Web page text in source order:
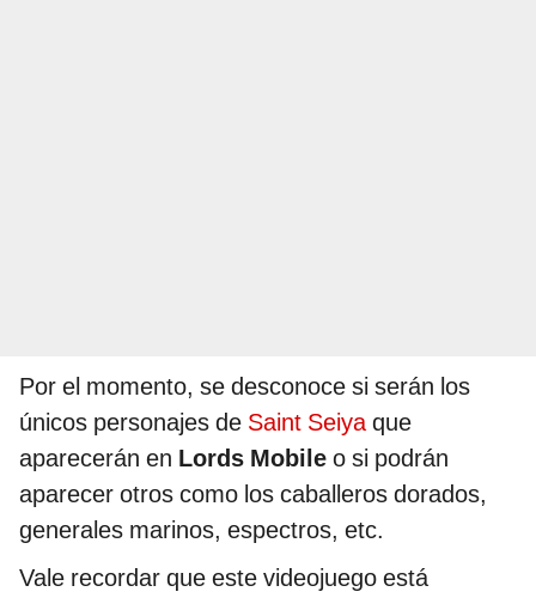
Por el momento, se desconoce si serán los
únicos personajes de Saint Seiyaque
aparecerán en Lords Mobile o si podrán
aparecer otros como los caballeros dorados,
generales marinos, espectros, etc.
Vale recordar que este videojuego está